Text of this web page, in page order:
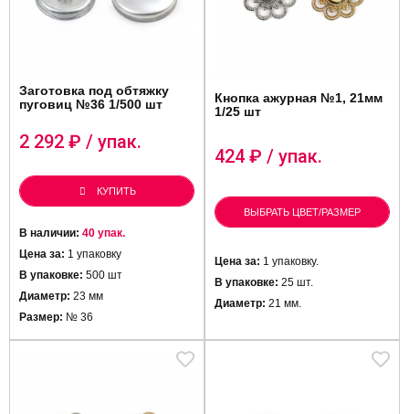
Заготовка под обтяжку
пуговиц №36 1/500 шт
2 292 ₽ / упак.
КУПИТЬ
В наличии: 40 упак.
Цена за: 1 упаковку
В упаковке: 500 шт
Диаметр: 23 мм
Размер: № 36
Кнопка ажурная №1, 21мм
1/25 шт
424 ₽ / упак.
ВЫБРАТЬ ЦВЕТ/РАЗМЕР
Цена за: 1 упаковку.
В упаковке: 25 шт.
Диаметр: 21 мм.